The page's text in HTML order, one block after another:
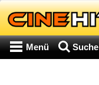
Menü Suche